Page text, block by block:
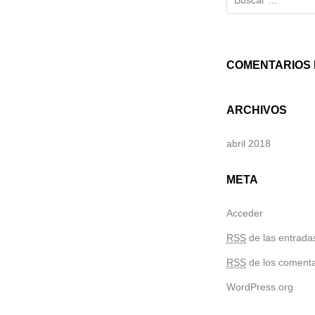
COMENTARIOS
ARCHIVOS
abril 2018
META
Acceder
RSS de las
RSS de los
WordPress.org